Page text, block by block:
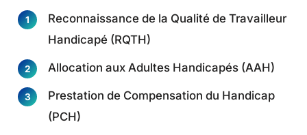
Reconnaissance de la Qualité de Travailleur
Handicapé (RQTH)
Allocation aux Adultes Handicapés (AAH)
Prestation de Compensation du Handicap
(PCH)